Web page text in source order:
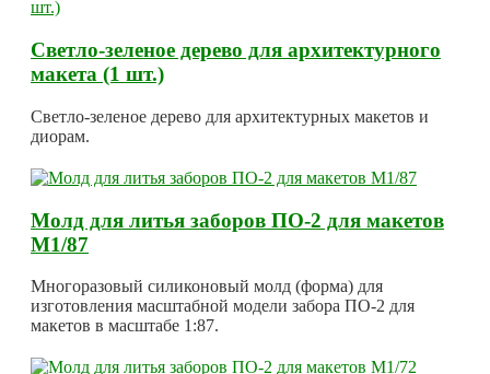
Светло-зеленое дерево для архитектурного
макета (1 шт.)
Светло-зеленое дерево для архитектурных макетов и
диорам.
Молд для литья заборов ПО-2 для макетов
М1/87
Многоразовый силиконовый молд (форма) для
изготовления масштабной модели забора ПО-2 для
макетов в масштабе 1:87.